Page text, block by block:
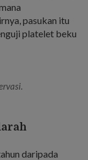
pasukan itu
platelet beku
daripada